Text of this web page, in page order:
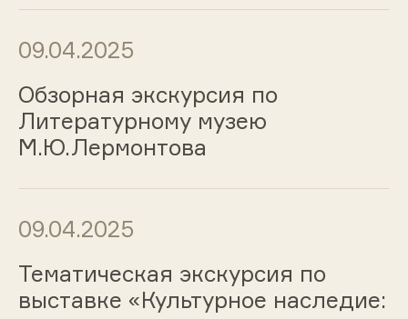
09.04.2025
Обзорная экскурсия по
Литературному музею
М.Ю.Лермонтова
09.04.2025
Тематическая экскурсия по
выставке «Культурное наследие: